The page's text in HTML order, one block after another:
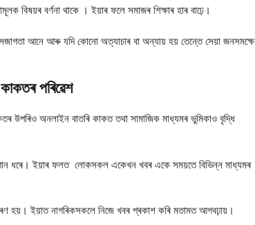
বিষয়ৰ বৰ্ণনা থাকে । ইয়াৰ ফলে সমাজৰ শিক্ষাৰ হাৰ বাঢ়ে।
আনে আৰু যদি কোনো অত্যাচাৰ বা অন্যায় হয় তেন্তে সেয়া জনসমক্ষে
পৰিৱেশ
উপৰিও অনলাইন বাতৰি কাকত তথা সামাজিক মাধ্যমৰ ভুমিকাও বৃদ্ধি
ধৰে। ইয়াৰ ফলত লোকসকল একেখন খবৰ একে সময়তে বিভিন্ন মাধ্যমৰ
হয়। ইয়াত নাগৰিকসকলে নিজে খবৰ প্ৰকাশ কৰি মতামত আগবঢ়ায়।